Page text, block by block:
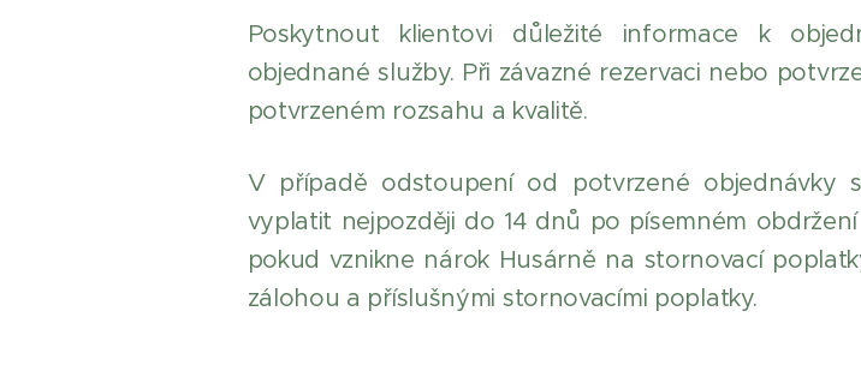
Poskytnout klientovi důležité informace k
objednané služby. Při závazné rezervaci nebo
potvrzeném rozsahu a kvalitě.
V případě odstoupení od potvrzené objednávky
vyplatit nejpozději do 14 dnů po písemném
pokud vznikne nárok Husárně na stornovací
zálohou a příslušnými stornovacími poplatky.